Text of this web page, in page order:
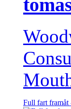
Full fart framåt